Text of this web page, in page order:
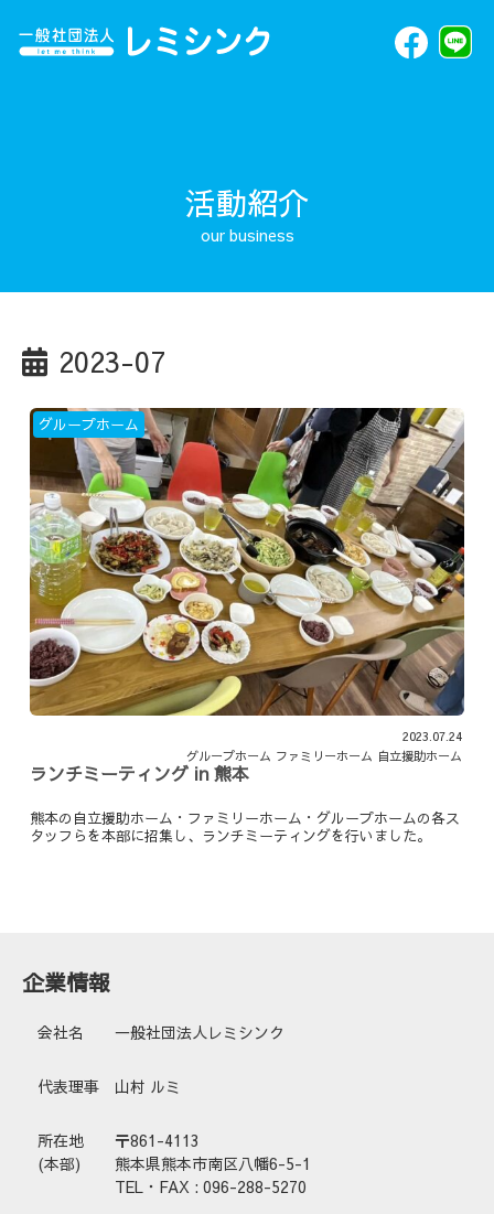
活動紹介
2023-07
グループホーム
2023.07.24
グループホーム ファミリーホーム 自立援助ホーム
ランチミーティング in 熊本
熊本の自立援助ホーム・ファミリーホーム・グループホームの各ス
タッフらを本部に招集し、ランチミーティングを行いました。
企業情報
会社名 一般社団法人レミシンク
代表理事 山村 ルミ
所在地
(本部)
〒861-4113
熊本県熊本市南区八幡6-5-1
TEL・FAX : 096-288-5270